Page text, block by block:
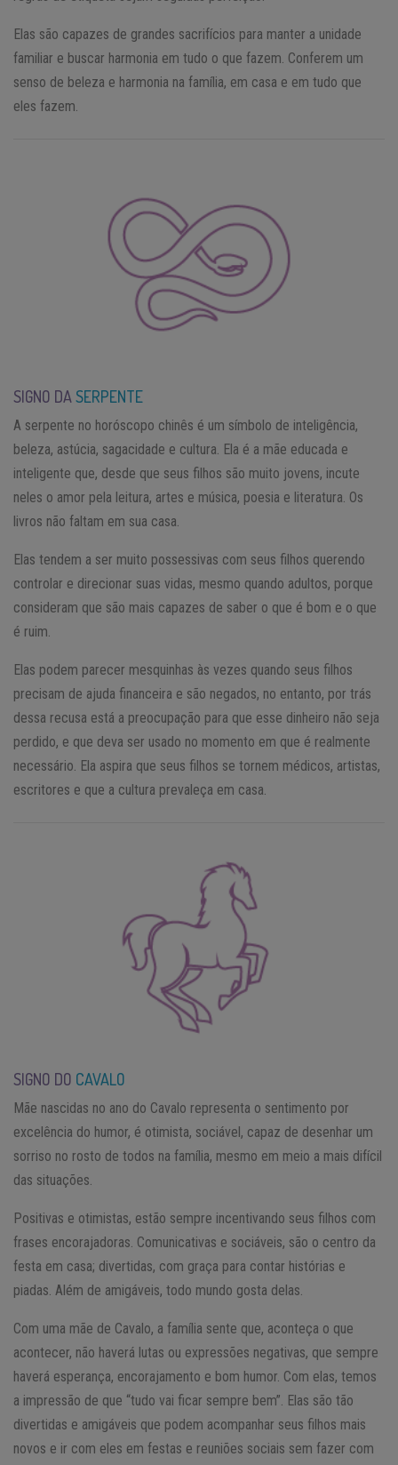
Elas são capazes de grandes sacrifícios para manter a unidade
familiar e buscar harmonia em tudo o que fazem. Conferem um
senso de beleza e harmonia na família, em casa e em tudo que
eles fazem.
SIGNO DASERPENTE
A serpente no horóscopo chinês é um símbolo de inteligência,
beleza, astúcia, sagacidade e cultura. Ela é a mãe educada e
inteligente que, desde que seus filhos são muito jovens, incute
neles o amor pela leitura, artes e música, poesia e literatura. Os
livros não faltam em sua casa.
Elas tendem a ser muito possessivas com seus filhos querendo
controlar e direcionar suas vidas, mesmo quando adultos, porque
consideram que são mais capazes de saber o que é bom e o que
é ruim.
Elas podem parecer mesquinhas às vezes quando seus filhos
precisam de ajuda financeira e são negados, no entanto, por trás
dessa recusa está a preocupação para que esse dinheiro não seja
perdido, e que deva ser usado no momento em que é realmente
necessário. Ela aspira que seus filhos se tornem médicos, artistas,
escritores e que a cultura prevaleça em casa.
SIGNO DO CAVALO
Mãe nascidas no ano do Cavalo representa o sentimento por
excelência do humor, é otimista, sociável, capaz de desenhar um
sorriso no rosto de todos na família, mesmo em meio a mais difícil
das situações.
Positivas e otimistas, estão sempre incentivando seus filhos com
frases encorajadoras. Comunicativas e sociáveis, ​​são o centro da
festa em casa; divertidas, com graça para contar histórias e
piadas. Além de amigáveis, todo mundo gosta delas.
Com uma mãe de Cavalo, a família sente que, aconteça o que
acontecer, não haverá lutas ou expressões negativas, que sempre
haverá esperança, encorajamento e bom humor. Com elas, temos
a impressão de que “tudo vai ficar sempre bem”. Elas são tão
divertidas e amigáveis ​​que podem acompanhar seus filhos mais
novos e ir com eles em festas e reuniões sociais sem fazer com